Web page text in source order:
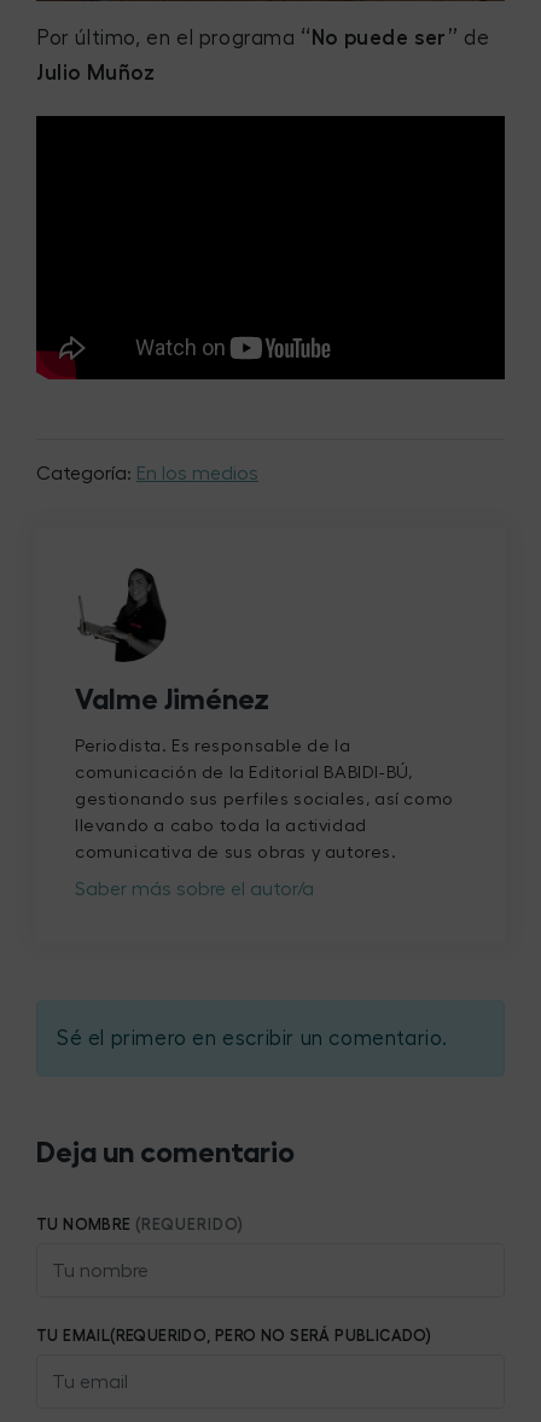
Por último, en el programa “No puede ser” de
Julio Muñoz
Categoría: En los medios
Valme Jiménez
Periodista. Es responsable de la
comunicación de la Editorial BABIDI-BÚ,
gestionando sus perfiles sociales, así como
llevando a cabo toda la actividad
comunicativa de sus obras y autores.
Saber más sobre el autor/a
Sé el primero en escribir un comentario.
Deja un comentario
TU NOMBRE (REQUERIDO)
TU EMAIL(REQUERIDO, PERO NO SERÁ PUBLICADO)